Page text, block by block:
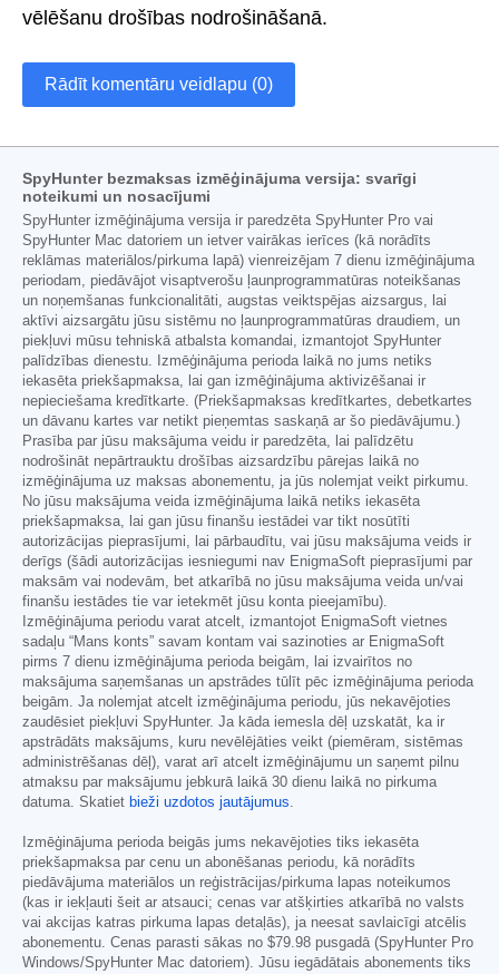
vēlēšanu drošības nodrošināšanā.
Rādīt komentāru veidlapu (0)
SpyHunter bezmaksas izmēģinājuma versija: svarīgi
noteikumi un nosacījumi
SpyHunter izmēģinājuma versija ir paredzēta SpyHunter Pro vai
SpyHunter Mac datoriem un ietver vairākas ierīces (kā norādīts
reklāmas materiālos/pirkuma lapā) vienreizējam 7 dienu izmēģinājuma
periodam, piedāvājot visaptverošu ļaunprogrammatūras noteikšanas
un noņemšanas funkcionalitāti, augstas veiktspējas aizsargus, lai
aktīvi aizsargātu jūsu sistēmu no ļaunprogrammatūras draudiem, un
piekļuvi mūsu tehniskā atbalsta komandai, izmantojot SpyHunter
palīdzības dienestu. Izmēģinājuma perioda laikā no jums netiks
iekasēta priekšapmaksa, lai gan izmēģinājuma aktivizēšanai ir
nepieciešama kredītkarte. (Priekšapmaksas kredītkartes, debetkartes
un dāvanu kartes var netikt pieņemtas saskaņā ar šo piedāvājumu.)
Prasība par jūsu maksājuma veidu ir paredzēta, lai palīdzētu
nodrošināt nepārtrauktu drošības aizsardzību pārejas laikā no
izmēģinājuma uz maksas abonementu, ja jūs nolemjat veikt pirkumu.
No jūsu maksājuma veida izmēģinājuma laikā netiks iekasēta
priekšapmaksa, lai gan jūsu finanšu iestādei var tikt nosūtīti
autorizācijas pieprasījumi, lai pārbaudītu, vai jūsu maksājuma veids ir
derīgs (šādi autorizācijas iesniegumi nav EnigmaSoft pieprasījumi par
maksām vai nodevām, bet atkarībā no jūsu maksājuma veida un/vai
finanšu iestādes tie var ietekmēt jūsu konta pieejamību).
Izmēģinājuma periodu varat atcelt, izmantojot EnigmaSoft vietnes
sadaļu “Mans konts” savam kontam vai sazinoties ar EnigmaSoft
pirms 7 dienu izmēģinājuma perioda beigām, lai izvairītos no
maksājuma saņemšanas un apstrādes tūlīt pēc izmēģinājuma perioda
beigām. Ja nolemjat atcelt izmēģinājuma periodu, jūs nekavējoties
zaudēsiet piekļuvi SpyHunter. Ja kāda iemesla dēļ uzskatāt, ka ir
apstrādāts maksājums, kuru nevēlējāties veikt (piemēram, sistēmas
administrēšanas dēļ), varat arī atcelt izmēģinājumu un saņemt pilnu
atmaksu par maksājumu jebkurā laikā 30 dienu laikā no pirkuma
datuma. Skatiet bieži uzdotos jautājumus.
Izmēģinājuma perioda beigās jums nekavējoties tiks iekasēta
priekšapmaksa par cenu un abonēšanas periodu, kā norādīts
piedāvājuma materiālos un reģistrācijas/pirkuma lapas noteikumos
(kas ir iekļauti šeit ar atsauci; cenas var atšķirties atkarībā no valsts
vai akcijas katras pirkuma lapas detaļās), ja neesat savlaicīgi atcēlis
abonementu. Cenas parasti sākas no $79.98 pusgadā (SpyHunter Pro
Windows/SpyHunter Mac datoriem). Jūsu iegādātais abonements tiks